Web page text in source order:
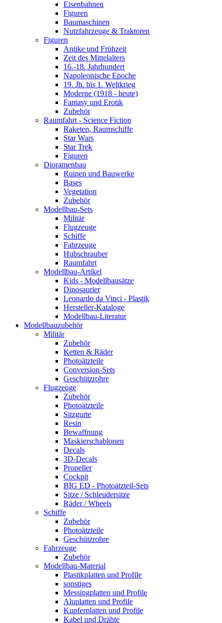
Eisenbahnen
Figuren
Baumaschinen
Nutzfahrzeuge & Traktoren
Figuren
Antike und Frühzeit
Zeit des Mittelalters
16.-18. Jahrhundert
Napoleonische Epoche
19. Jh. bis 1. Weltkrieg
Moderne (1918 - heute)
Fantasy und Erotik
Zubehör
Raumfahrt - Science Fiction
Raketen, Raumschiffe
Star Wars
Star Trek
Figuren
Dioramenbau
Ruinen und Bauwerke
Bases
Vegetation
Zubehör
Modellbau-Sets
Militär
Flugzeuge
Schiffe
Fahrzeuge
Hubschrauber
Raumfahrt
Modellbau-Artikel
Kids - Modellbausätze
Dinosaurier
Leonardo da Vinci - Plastik
Hersteller-Kataloge
Modellbau-Literatur
Modellbauzubehör
Militär
Zubehör
Ketten & Räder
Photoätzteile
Conversion-Sets
Geschützrohre
Flugzeuge
Zubehör
Photoätzteile
Sitzgurte
Resin
Bewaffnung
Maskierschablonen
Decals
3D-Decals
Propeller
Cockpit
BIG ED - Photoätzteil-Sets
Sitze / Schleudersitze
Räder / Wheels
Schiffe
Zubehör
Photoätzteile
Geschützrohre
Fahrzeuge
Zubehör
Modellbau-Material
Plastikplatten und Profile
sonstiges
Messingplatten und Profile
Aluplatten und Profile
Kupferplatten und Profile
Kabel und Drähte